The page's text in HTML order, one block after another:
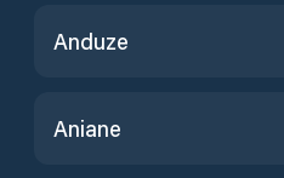
Anduze
Aniane